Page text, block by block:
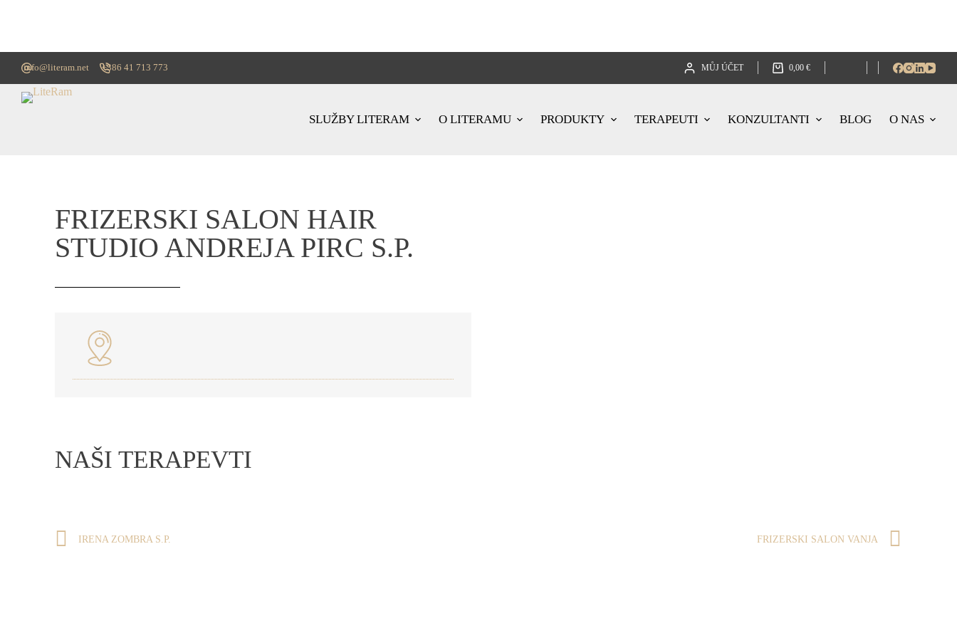
info@literam.net +386 41 713 773 MŮJ ÚČET 0,00 €
SLUŽBY LITERAM O LITERAMU PRODUKTY TERAPEUTI KONZULTANTI BLOG O NAS
FRIZERSKI SALON HAIR
STUDIO ANDREJA PIRC S.P.
NAŠI TERAPEVTI
IRENA ZOMBRA S.P. FRIZERSKI SALON VANJA